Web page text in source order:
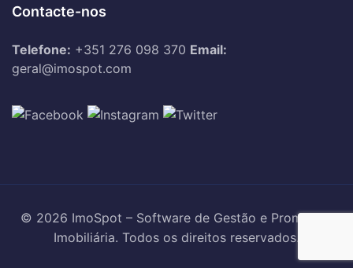
Contacte-nos
Telefone: +351 276 098 370 Email:
geral@imospot.com
© 2026 ImoSpot – Software de Gestão e Promoção
Imobiliária. Todos os direitos reservados.